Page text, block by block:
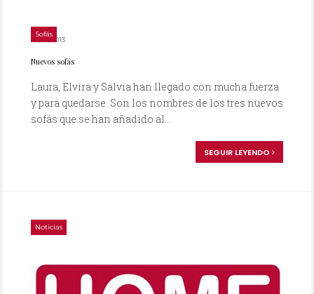
Sofás
04/12/2013
Nuevos sofás
Laura, Elvira y Salvia han llegado con mucha fuerza
y para quedarse. Son los nombres de los tres nuevos
sofás que se han añadido al...
SEGUIR LEYENDO
Noticias